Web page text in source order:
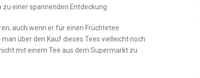
zu einer spannenden Entdeckung.
auch wenn er für einen Früchtetee
über den Kauf dieses Tees vielleicht noch
mit einem Tee aus dem Supermarkt zu